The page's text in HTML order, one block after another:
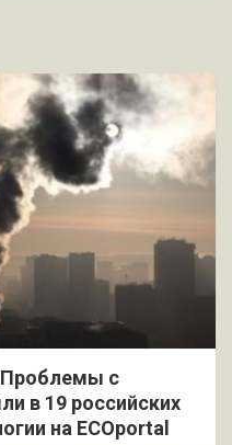
Проблемы с
в 19 российских
на ECOportal